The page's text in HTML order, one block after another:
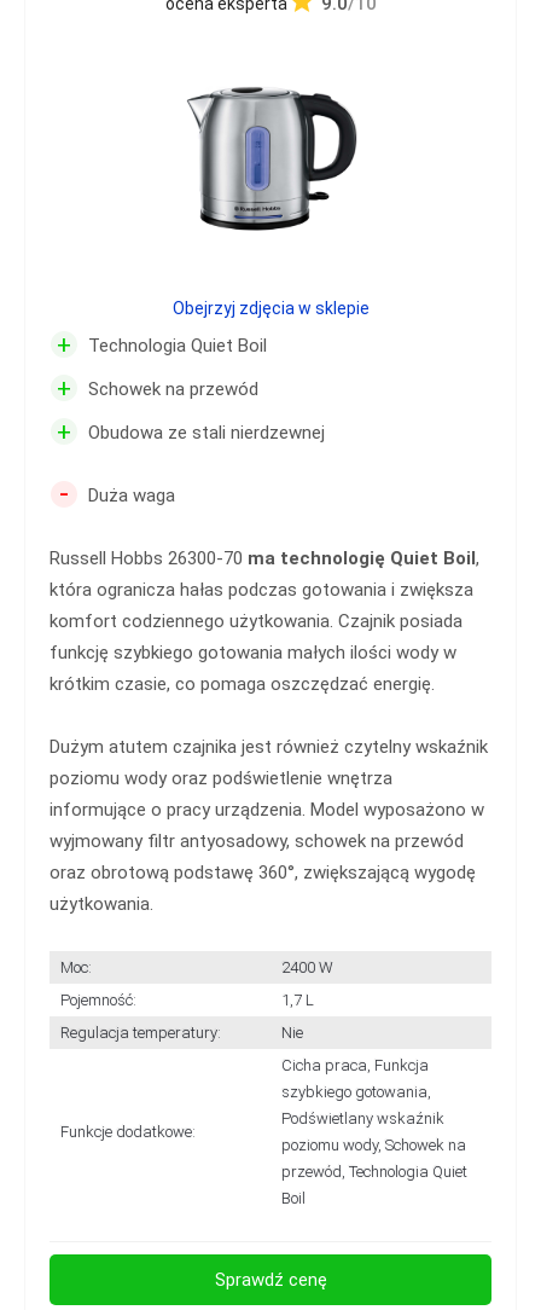
ocena eksperta
+ Technologia Quiet Boil
+ Schowek na przewód
+ Obudowa ze stali nierdzewnej
- Duża waga
Russell Hobbs 26300-70 ma technologię Quiet Boil,
która ogranicza hałas podczas gotowania i zwiększa
komfort codziennego użytkowania. Czajnik posiada
funkcję szybkiego gotowania małych ilości wody w
krótkim czasie, co pomaga oszczędzać energię.
Dużym atutem czajnika jest również czytelny wskaźnik
poziomu wody oraz podświetlenie wnętrza
informujące o pracy urządzenia. Model wyposażono w
wyjmowany filtr antyosadowy, schowek na przewód
oraz obrotową podstawę 360°, zwiększającą wygodę
użytkowania.
Moc:
2400 W
Pojemność:
1,7 L
Regulacja temperatury:
Nie
Funkcje dodatkowe:
Cicha praca, Funkcja
szybkiego gotowania,
Podświetlany wskaźnik
poziomu wody, Schowek na
przewód, Technologia Quiet
Boil
Obejrzyj zdjęcia w sklepie
Sprawdź cenę